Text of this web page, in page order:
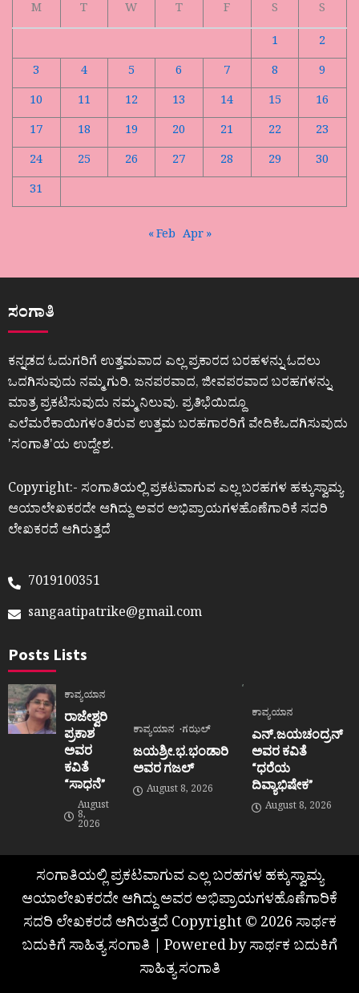
M
T W T F S
S
1
2
3
4 5 6 7 8
9
10
11 12 13 14 15
16
17
18 19 20 21 22
23
24
25 26 27 28 29
30
31
« Feb Apr »
ಸಂಗಾತಿ
ಕನ್ನಡದ ಓದುಗರಿಗೆ ಉತ್ತಮವಾದ ಎಲ್ಲ ಪ್ರಕಾರದ ಬರಹಳನ್ನು ಓದಲು
ಒದಗಿಸುವುದು ನಮ್ಮ ಗುರಿ. ಜನಪರವಾದ, ಜೀವಪರವಾದ ಬರಹಗಳನ್ನು
ಮಾತ್ರ ಪ್ರಕಟಿಸುವುದು ನಮ್ಮ ನಿಲುವು. ಪ್ರತಿಭೆಯಿದ್ದೂ
ಎಲೆಮರೆಕಾಯಿಗಳಂತಿರುವ ಉತ್ತಮ ಬರಹಗಾರರಿಗೆ ವೇದಿಕೆಒದಗಿಸುವುದು
ʼಸಂಗಾತಿʼಯ ಉದ್ದೇಶ.
Copyright:- ಸಂಗಾತಿಯಲ್ಲಿ ಪ್ರಕಟವಾಗುವ ಎಲ್ಲ ಬರಹಗಳ ಹಕ್ಕುಸ್ವಾಮ್ಯ
ಆಯಾಲೇಖಕರದೇ ಆಗಿದ್ದು ಅವರ ಅಭಿಪ್ರಾಯಗಳಹೊಣೆಗಾರಿಕೆ ಸದರಿ
ಲೇಖಕರದೆ ಆಗಿರುತ್ತದೆ
7019100351
sangaatipatrike@gmail.com
Posts Lists
ಕಾವ್ಯಯಾನ
ರಾಜೇಶ್ವರಿ
ಪ್ರಕಾಶ
ಅವರ
ಕವಿತೆ
“ಸಾಧನೆ”
August
8,
2026
ಕಾವ್ಯಯಾನ ಗಝಲ್
ಜಯಶ್ರೀ.ಭ.ಭಂಡಾರಿ
ಅವರ ಗಜಲ್
August 8, 2026
ಕಾವ್ಯಯಾನ
ಎನ್.ಜಯಚಂದ್ರನ್
ಅವರ ಕವಿತೆ
“ಧರೆಯ
ದಿವ್ಯಾಭಿಷೇಕ”
August 8, 2026
ಸಂಗಾತಿಯಲ್ಲಿ ಪ್ರಕಟವಾಗುವ ಎಲ್ಲ ಬರಹಗಳ ಹಕ್ಕುಸ್ವಾಮ್ಯ
ಆಯಾಲೇಖಕರದೇ ಆಗಿದ್ದು ಅವರ ಅಭಿಪ್ರಾಯಗಳಹೊಣೆಗಾರಿಕೆ
ಸದರಿ ಲೇಖಕರದೆ ಆಗಿರುತ್ತದೆ Copyright © 2026 ಸಾರ್ಥಕ
ಬದುಕಿಗೆ ಸಾಹಿತ್ಯ ಸಂಗಾತಿ | Powered by ಸಾರ್ಥಕ ಬದುಕಿಗೆ
ಸಾಹಿತ್ಯ ಸಂಗಾತಿ